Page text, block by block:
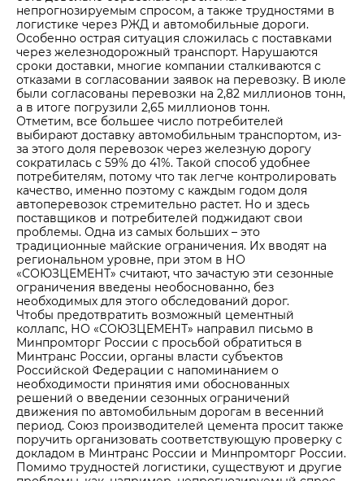
непрогнозируемым спросом, а также трудностями в
логистике через РЖД и автомобильные дороги.
Особенно острая ситуация сложилась с поставками
через железнодорожный транспорт. Нарушаются
сроки доставки, многие компании сталкиваются с
отказами в согласовании заявок на перевозку. В июле
были согласованы перевозки на 2,82 миллионов тонн,
а в итоге погрузили 2,65 миллионов тонн.
Отметим, все большее число потребителей
выбирают доставку автомобильным транспортом, из-
за этого доля перевозок через железную дорогу
сократилась с 59% до 41%. Такой способ удобнее
потребителям, потому что так легче контролировать
качество, именно поэтому с каждым годом доля
автоперевозок стремительно растет. Но и здесь
поставщиков и потребителей поджидают свои
проблемы. Одна из самых больших – это
традиционные майские ограничения. Их вводят на
региональном уровне, при этом в НО
«СОЮЗЦЕМЕНТ» считают, что зачастую эти сезонные
ограничения введены необоснованно, без
необходимых для этого обследований дорог.
Чтобы предотвратить возможный цементный
коллапс, НО «СОЮЗЦЕМЕНТ» направил письмо в
Минпромторг России с просьбой обратиться в
Минтранс России, органы власти субъектов
Российской Федерации с напоминанием о
необходимости принятия ими обоснованных
решений о введении сезонных ограничений
движения по автомобильным дорогам в весенний
период. Союз производителей цемента просит также
поручить организовать соответствующую проверку с
докладом в Минтранс России и Минпромторг России.
Помимо трудностей логистики, существуют и другие